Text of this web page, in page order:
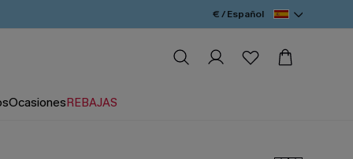
€ / Español
OcasionesREBAJAS